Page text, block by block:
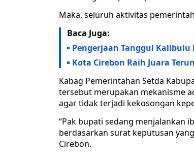
Maka, seluruh aktivitas
Baca Juga:
Pengerjaan Tanggul
Kota Cirebon Raih Juara
Kabag Pemerintahan Setda
tersebut merupakan mekanisme
agar tidak terjadi kekosongan
“Pak bupati sedang menjalankan
berdasarkan surat keputusan
Cirebon.